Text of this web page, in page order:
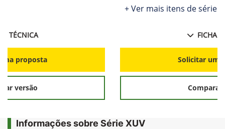
TÉCNICA
proposta
versão
+ Ver mais itens de série
FICHA
Solicitar
Comparar
Informações sobre Série XUV